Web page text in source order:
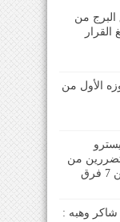
من
القرار
الأول من
من
وهبه :